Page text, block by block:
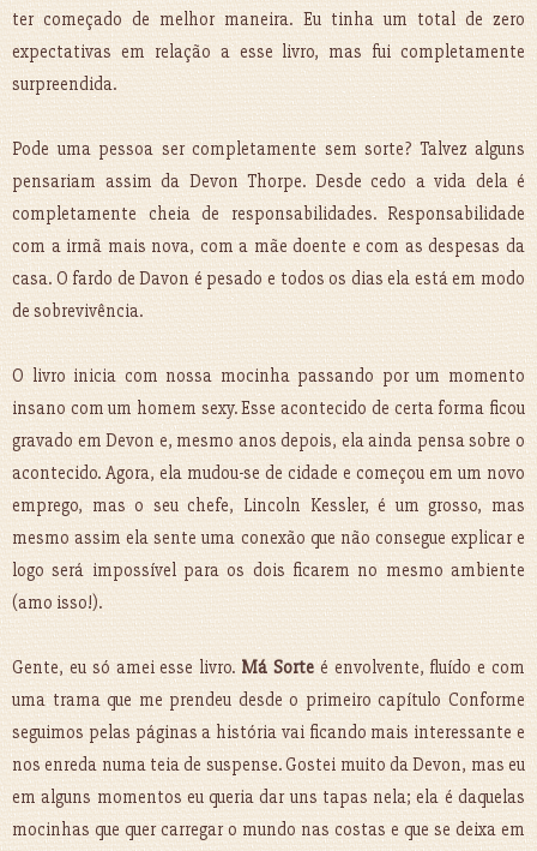
ter começado de melhor maneira. Eu tinha um total de zero
expectativas em relação a esse livro, mas fui completamente
surpreendida.
Pode uma pessoa ser completamente sem sorte? Talvez alguns
pensariam assim da Devon Thorpe. Desde cedo a vida dela é
completamente cheia de responsabilidades. Responsabilidade
com a irmã mais nova, com a mãe doente e com as despesas da
casa. O fardo de Davon é pesado e todos os dias ela está em modo
de sobrevivência.
O livro inicia com nossa mocinha passando por um momento
insano com um homem sexy. Esse acontecido de certa forma ficou
gravado em Devon e, mesmo anos depois, ela ainda pensa sobre o
acontecido. Agora, ela mudou-se de cidade e começou em um novo
emprego, mas o seu chefe, Lincoln Kessler, é um grosso, mas
mesmo assim ela sente uma conexão que não consegue explicar e
logo será impossível para os dois ficarem no mesmo ambiente
(amo isso!).
Gente, eu só amei esse livro. Má Sorteé envolvente, fluído e com
uma trama que me prendeu desde o primeiro capítulo Conforme
seguimos pelas páginas a história vai ficando mais interessante e
nos enreda numa teia de suspense. Gostei muito da Devon, mas eu
em alguns momentos eu queria dar uns tapas nela; ela é daquelas
mocinhas que quer carregar o mundo nas costas e que se deixa em